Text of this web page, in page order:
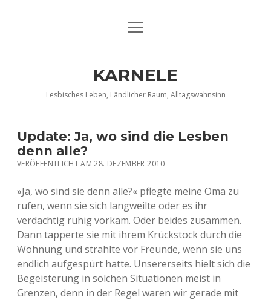
DATENSCHUTZERKLÄRUNG
Menü
KARNELE
Lesbisches Leben, Ländlicher Raum, Alltagswahnsinn
Update: Ja, wo sind die Lesben
denn alle?
VERÖFFENTLICHT AM 28. DEZEMBER 2010
»Ja, wo sind sie denn alle?« pflegte meine Oma zu
rufen, wenn sie sich langweilte oder es ihr
verdächtig ruhig vorkam. Oder beides zusammen.
Dann tapperte sie mit ihrem Krückstock durch die
Wohnung und strahlte vor Freunde, wenn sie uns
endlich aufgespürt hatte. Unsererseits hielt sich die
Begeisterung in solchen Situationen meist in
Grenzen, denn in der Regel waren wir gerade mit